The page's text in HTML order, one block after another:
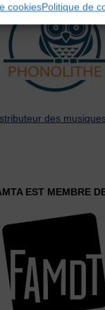
cookiesPolitique de
des
EST MEMBRE